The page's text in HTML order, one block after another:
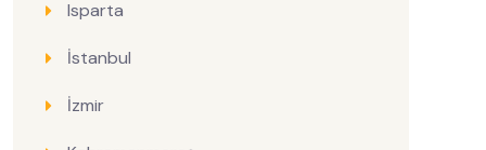
Isparta
İstanbul
İzmir